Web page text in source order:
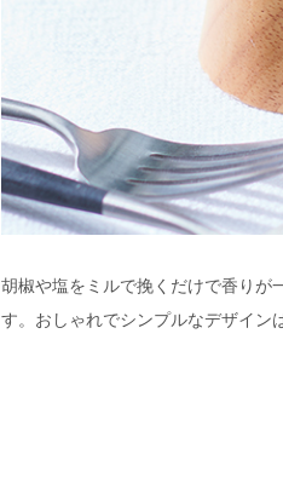
胡椒や塩をミルで挽くだけで香りが
す。おしゃれでシンプルなデザイン